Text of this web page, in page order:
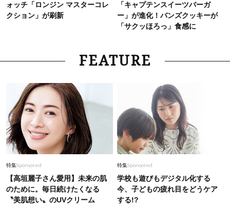
ォッチ「ロンジン マスターコレ
クション」が刷新
「キャプテンスイーツバーガ
ー」が進化！バンズクッキーが
「サクッほろっ」食感に
FEATURE
特集Sponsored
【高垣麗子さん愛用】未来の肌
のために。毎日続けたくなる
〝美肌想い〟のUVクリーム
特集Sponsored
学校も遊びもデジタル化する
今、子どもの疲れ目をどうケア
する!?